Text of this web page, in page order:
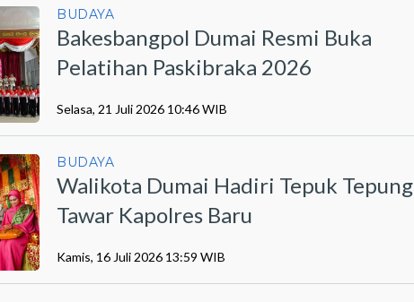
BUDAYA
Bakesbangpol Dumai Resmi Buka
Pelatihan Paskibraka 2026
Selasa, 21 Juli 2026 10:46 WIB
BUDAYA
Walikota Dumai Hadiri Tepuk Tepung
Tawar Kapolres Baru
Kamis, 16 Juli 2026 13:59 WIB